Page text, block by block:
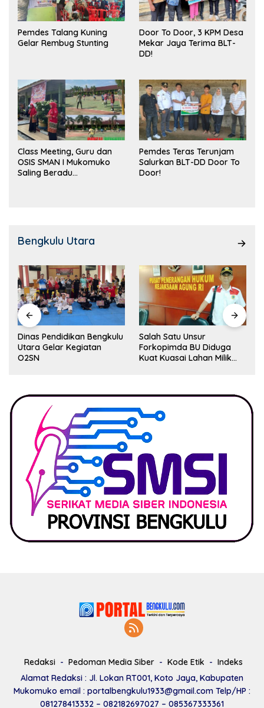
Pemdes Talang Kuning
Gelar Rembug Stunting
Door To Door, 3 KPM Desa
Mekar Jaya Terima BLT-
DD!
Class Meeting, Guru dan
OSIS SMAN I Mukomuko
Saling Beradu
Pemdes Teras Terunjam
Salurkan BLT-DD Door To
Door!
Bengkulu Utara
Dinas Pendidikan Bengkulu
Utara Gelar Kegiatan
O2SN
Salah Satu Unsur
Forkopimda BU Diduga
Kuat Kuasai Lahan Milik
Redaksi Pedoman Media Siber Kode Etik
Indeks
Alamat Redaksi : Jl. Lokan RT001, Koto Jaya, Kabupaten
Mukomuko email : portalbengkulu1933@gmail.com Telp/HP :
081278413332 – 082182697027 – 085367333361